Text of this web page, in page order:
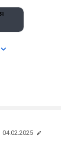
04.02.2025